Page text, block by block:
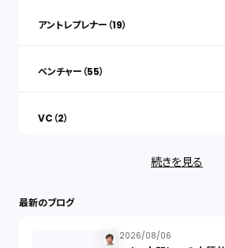
アントレプレナー（19）
ベンチャー（55）
VC（2）
最近の話題（122）
続きを見る
最新のブログ
2026/08/06